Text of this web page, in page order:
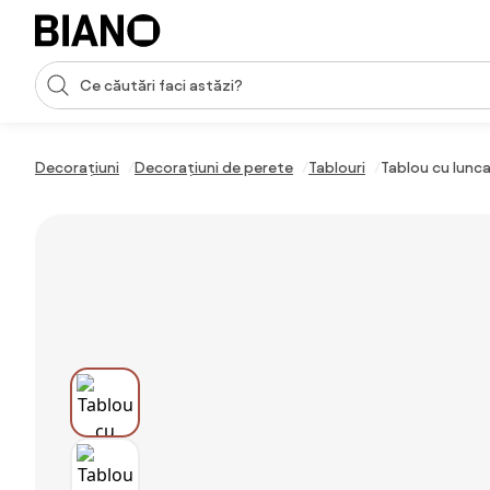
Sari peste navigare, accesează conținutul
Introducerea căutării
Decorațiuni Decorațiuni de perete Tablouri Tablou cu